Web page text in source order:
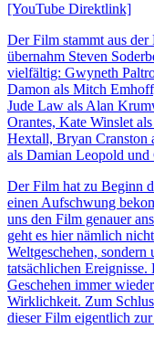
[YouTube Direktlink]
Der Film stammt aus
übernahm Steven
vielfältig: Gwyneth
Damon als Mitch
Jude Law als Alan
Orantes, Kate Winslet
Hextall, Bryan
als Damian Leopold und
Der Film hat zu Beginn
einen Aufschwung
uns den Film genauer
geht es hier nämlich
Weltgeschehen, sondern
tatsächlichen
Geschehen immer
Wirklichkeit. Zum
dieser Film eigentlich